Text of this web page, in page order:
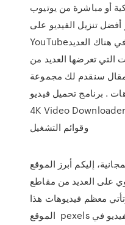
أو مباشرة من يوتيوب
أفضل تنزيل الفيديو على
YouTube؟ شبابيك أفضل تنزيل يوتيوب في هناك العديد
التي تعرضها العديد من
سنقدم لك مجموعة
. برنامج تحميل فيديو
4K Video Downloader. يتيح لك تنزيل مقاطع الفيديو
وقوائم التشغيل
إليكم أبرز الموقع
على العديد من مقاطع
وتأتي معظم فيديوهات هذا
الموقع pexels هي واحدة من أكبر مجتمعات الفيديو في